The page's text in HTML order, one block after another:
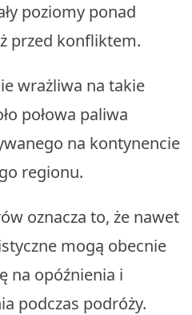
poziomy ponad
przed konfliktem.
wrażliwa na takie
połowa paliwa
na kontynencie
regionu.
oznacza to, że nawet
mogą obecnie
na opóźnienia i
podczas podróży.